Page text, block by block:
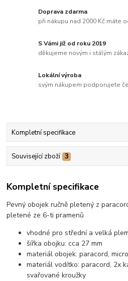
Doprava zdarma
při nákupu nad 2000 Kč máte
S Vámi již od roku 2019
děkujeme novým i stálým
Lokální výroba
svým nákupem podporujete
Kompletní specifikace
Související zboží 3
Kompletní specifikace
Pevný obojek ručně pletený z
pletené ze 6-ti pramenů
vhodné pro střední a velká
šířka obojku: cca 27 mm
materiál obojek: paracord,
materiál vodítko: paracord, 2x
svařované kroužky